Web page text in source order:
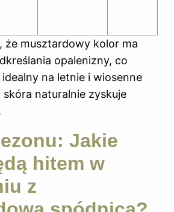
że musztardowy kolor ma
opalenizny, co
na letnie i wiosenne
naturalnie zyskuje
Jakie
hitem w
z